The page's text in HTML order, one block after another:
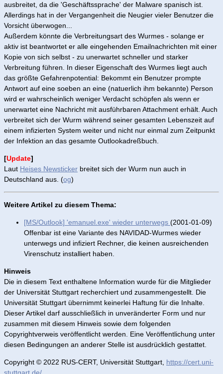
ausbreitet, da die 'Geschäftssprache' der Malware spanisch ist.
Allerdings hat in der Vergangenheit die Neugier vieler Benutzer die
Vorsicht überwogen...
Außerdem könnte die Verbreitungsart des Wurmes - solange er
aktiv ist beantwortet er alle eingehenden Emailnachrichten mit einer
Kopie von sich selbst - zu unerwartet schneller und starker
Verbreitung führen. In dieser Eigenschaft des Wurmes liegt auch
das größte Gefahrenpotential: Bekommt ein Benutzer prompte
Antwort auf eine soeben an eine (natuerlich ihm bekannte) Person
wird er wahrscheinlich weniger Verdacht schöpfen als wenn er
unerwartet eine Nachricht mit ausführbaren Attachment erhält. Auch
verbreitet sich der Wurm während seiner gesamten Lebenszeit auf
einem infizierten System weiter und nicht nur einmal zum Zeitpunkt
der Infektion an das gesamte Outlookadreßbuch.
[Update]
Laut Heises Newsticker breitet sich der Wurm nun auch in
Deutschland aus. (og)
Weitere Artikel zu diesem Thema:
[MS/Outlook] 'emanuel.exe' wieder unterwegs (2001-01-09)
Offenbar ist eine Variante des NAVIDAD-Wurmes wieder
unterwegs und infiziert Rechner, die keinen ausreichenden
Virenschutz installiert haben.
Hinweis
Die in diesem Text enthaltene Information wurde für die Mitglieder
der Universität Stuttgart recherchiert und zusammengestellt. Die
Universität Stuttgart übernimmt keinerlei Haftung für die Inhalte.
Dieser Artikel darf ausschließlich in unveränderter Form und nur
zusammen mit diesem Hinweis sowie dem folgenden
Copyrightverweis veröffentlicht werden. Eine Veröffentlichung unter
diesen Bedingungen an anderer Stelle ist ausdrücklich gestattet.
Copyright © 2022 RUS-CERT, Universität Stuttgart, https://cert.uni-